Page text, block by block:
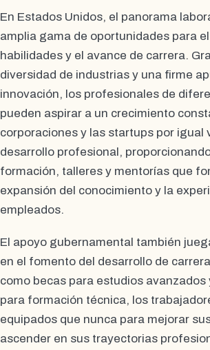
En Estados Unidos, el panorama
amplia gama de oportunidades para
habilidades y el avance de carrera.
diversidad de industrias y una firme
innovación, los profesionales de
pueden aspirar a un crecimiento
corporaciones y las startups por igual
desarrollo profesional,
formación, talleres y mentorías que
expansión del conocimiento y la
empleados.
El apoyo gubernamental también
en el fomento del desarrollo de
como becas para estudios avanzados
para formación técnica, los
equipados que nunca para mejorar
ascender en sus trayectorias